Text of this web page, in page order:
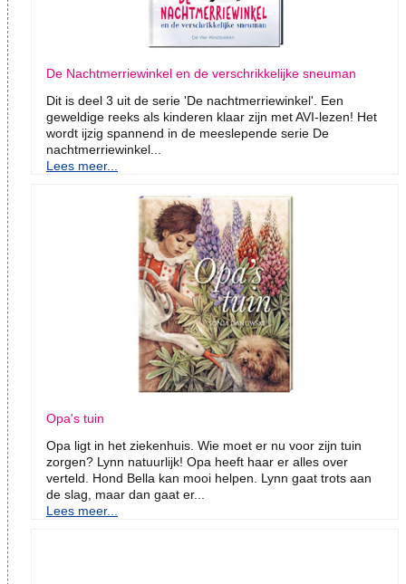
De Nachtmerriewinkel en de verschrikkelijke sneuman
Dit is deel 3 uit de serie 'De nachtmerriewinkel'. Een
geweldige reeks als kinderen klaar zijn met AVI-lezen! Het
wordt ijzig spannend in de meeslepende serie De
nachtmerriewinkel...
Lees meer...
Opa's tuin
Opa ligt in het ziekenhuis. Wie moet er nu voor zijn tuin
zorgen? Lynn natuurlijk! Opa heeft haar er alles over
verteld. Hond Bella kan mooi helpen. Lynn gaat trots aan
de slag, maar dan gaat er...
Lees meer...